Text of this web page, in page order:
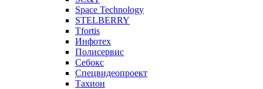
Space Technology
STELBERRY
Tfortis
Инфотех
Полисервис
Себокс
Спецвидеопроект
Тахион